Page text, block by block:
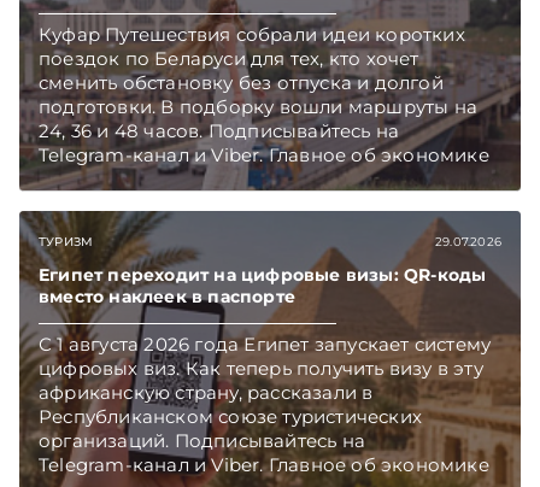
Куфар Путешествия собрали идеи коротких
поездок по Беларуси для тех, кто хочет
сменить обстановку без отпуска и долгой
подготовки. В подборку вошли маршруты на
24, 36 и 48 часов. Подписывайтесь на
Telegram‑канал и Viber. Главное об экономике
Беларуси — раньше, чем в новостях
ТУРИЗМ 29.07.2026
Египет переходит на цифровые визы: QR-коды
вместо наклеек в паспорте
С 1 августа 2026 года Египет запускает систему
цифровых виз. Как теперь получить визу в эту
африканскую страну, рассказали в
Республиканском союзе туристических
организаций. Подписывайтесь на
Telegram‑канал и Viber. Главное об экономике